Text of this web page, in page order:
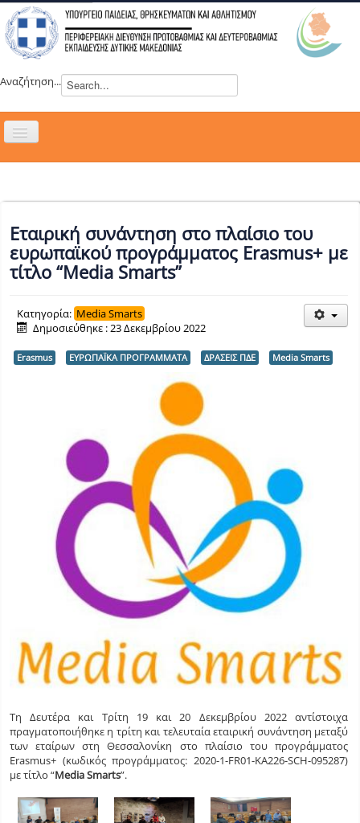
Αναζήτηση...
Εναλλαγή
ΣΥΜΒΟΥΛΙΑ
ΕΥΡΩΠΑΪΚΑ ΠΡΟΓΡΑΜΜΑΤΑ
ΜΑΘΗΤΕΙΑ
ΕΠΙΚΟΙΝΩΝΙΑ
ΕΞ ΑΠΟΣΤΑΣΕΩΣ ΕΚΠΑΙΔΕΥΣΗ
Εταιρική συνάντηση στο πλαίσιο του
ευρωπαϊκού προγράμματος Erasmus+ με
τίτλο “Media Smarts”
Κατηγορία: Media Smarts
Δημοσιεύθηκε : 23 Δεκεμβρίου 2022
Erasmus ΕΥΡΩΠΑΪΚΑ ΠΡΟΓΡΑΜΜΑΤΑ ΔΡΑΣΕΙΣ ΠΔΕ Media Smarts
Τη Δευτέρα και Τρίτη 19 και 20 Δεκεμβρίου 2022 αντίστοιχα
πραγματοποιήθηκε η τρίτη και τελευταία εταιρική συνάντηση μεταξύ
των εταίρων στη Θεσσαλονίκη στο πλαίσιο του προγράμματος
Erasmus+ (κωδικός προγράμματος: 2020-1-FR01-KA226-SCH-095287)
με τίτλο “Media Smarts”.